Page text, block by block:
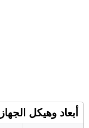
أبعاد وهيكل الجهاز